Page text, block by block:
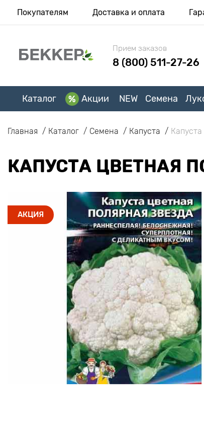
Покупателям Доставка и оплата
Прием заказов
8 (800) 511-27-26
Каталог Акции NEW Семена
Главная Каталог Семена Капуста
КАПУСТА ЦВЕТНАЯ
АКЦИЯ